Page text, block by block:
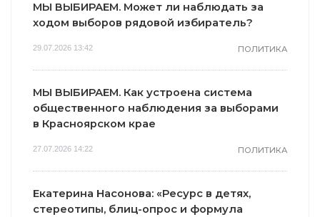
МЫ ВЫБИРАЕМ. Может ли наблюдать за
ходом выборов рядовой избиратель?
29.07.2026 13:42 ПОЛИТИКА
МЫ ВЫБИРАЕМ. Как устроена система
общественного наблюдения за выборами
в Красноярском крае
27.07.2026 14:22 ПОЛИТИКА
Екатерина Насонова: «Ресурс в детях,
стереотипы, блиц-опрос и формула